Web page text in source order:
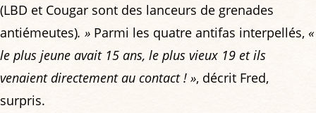
(LBD et Cougar sont des lanceurs de grenades
antiémeutes). » Parmi les quatre antifas interpellés, «
le plus jeune avait 15 ans, le plus vieux 19 et ils
venaient directement au contact ! », décrit Fred,
surpris.